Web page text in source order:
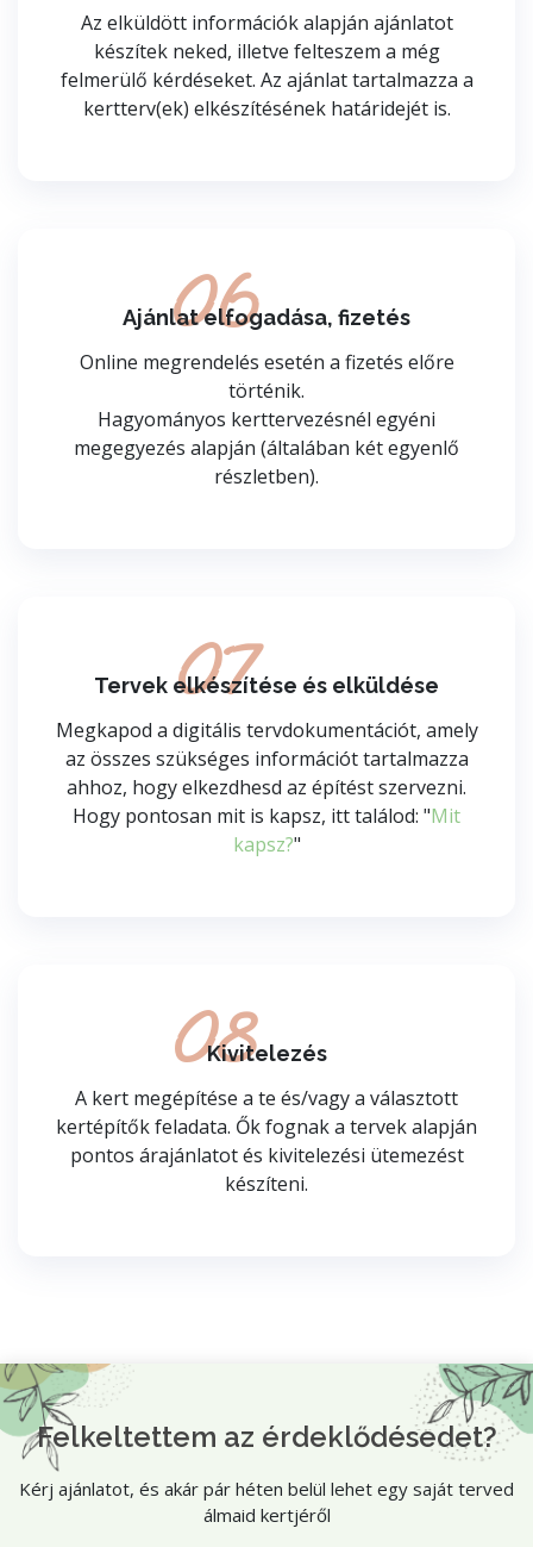
Az elküldött információk alapján ajánlatot
készítek neked, illetve felteszem a még
felmerülő kérdéseket. Az ajánlat tartalmazza a
kertterv(ek) elkészítésének határidejét is.
06
Ajánlat elfogadása, fizetés
Online megrendelés esetén a fizetés előre
történik.
Hagyományos kerttervezésnél egyéni
megegyezés alapján (általában két egyenlő
részletben).
07
Tervek elkészítése és elküldése
Megkapod a digitális tervdokumentációt, amely
az összes szükséges információt tartalmazza
ahhoz, hogy elkezdhesd az építést szervezni.
Hogy pontosan mit is kapsz, itt találod: "Mit
kapsz?"
08
Kivitelezés
A kert megépítése a te és/vagy a választott
kertépítők feladata. Ők fognak a tervek alapján
pontos árajánlatot és kivitelezési ütemezést
készíteni.
Felkeltettem az érdeklődésedet?
Kérj ajánlatot, és akár pár héten belül lehet egy saját terved
álmaid kertjéről